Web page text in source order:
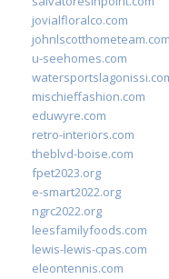
jovialfloralco.com
johnlscotthometeam.com
u-seehomes.com
mischieffashion.com
eduwyre.com
retro-interiors.com
theblvd-boise.com
fpet2023.org
e-smart2022.org
ngrc2022.org
leesfamilyfoods.com
lewis-lewis-cpas.com
eleontennis.com